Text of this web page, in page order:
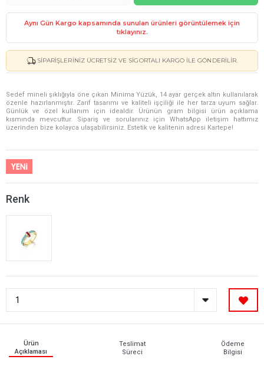
Aynı Gün Kargo kapsamında sunulan ürünleri görüntülemek için
tıklayınız.
SIPARIŞLERINIZ ÜCRETSIZ VE SIGORTALI KARGO ILE GÖNDERILIR.
Sedef mineli şıklığıyla öne çıkan Minima Yüzük, 14 ayar gerçek altın kullanılarak
özenle hazırlanmıştır. Zarif tasarımı ve kaliteli işçiliği ile her tarza uyum sağlar.
Günlük ve özel kullanım için idealdir. Ürünün gram bilgisi ürün açıklama
kısmında mevcuttur. Sipariş ve sorularınız için WhatsApp iletişim hattımız
üzerinden bize kolayca ulaşabilirsiniz. Estetik ve kalitenin adresi Kartepe!
Renk
Ürün
Açıklaması
Teslimat
Süreci
Ödeme
Bilgisi